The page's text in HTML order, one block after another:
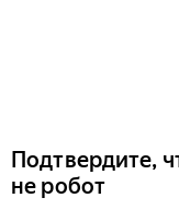
Подтвердите,
не робот